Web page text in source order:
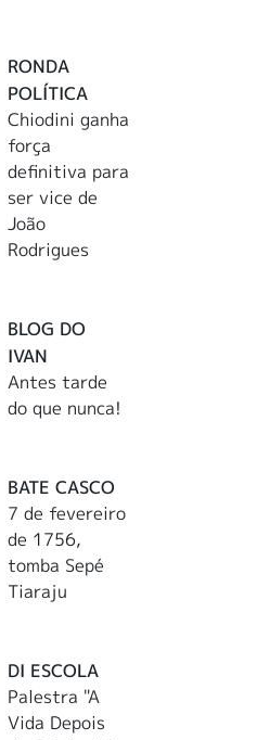
RONDA
POLÍTICA
Chiodini ganha
força
definitiva para
ser vice de
João
Rodrigues
BLOG DO
IVAN
Antes tarde
do que nunca!
BATE CASCO
7 de fevereiro
de 1756,
tomba Sepé
Tiaraju
DI ESCOLA
Palestra "A
Vida Depois